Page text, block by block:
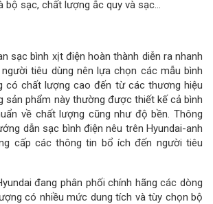
bộ sạc, chất lượng ắc quy và sạc…
sạc bình xịt điện hoàn thành diễn ra nhanh
tiêu dùng nên lựa chọn các mẫu bình
có chất lượng cao đến từ các thương hiệu
sản phẩm này thường được thiết kế cả bình
về chất lượng cũng như độ bền. Thông
dẫn sạc bình điện nêu trên Hyundai-anh
cấp các thông tin bổ ích đến người tiêu
đang phân phối chính hãng các dòng
có nhiều mức dung tích và tùy chọn bộ